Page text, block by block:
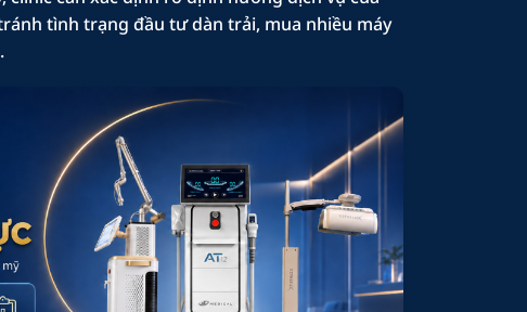
tình trạng đầu tư dàn trải, mua nhiều máy